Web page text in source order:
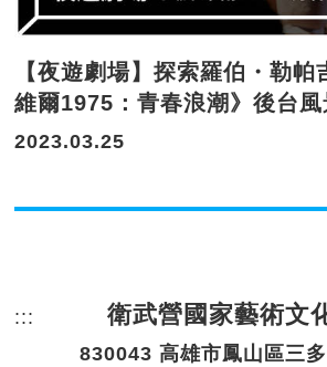
【夜遊劇場】探索羅伯・勒
維爾1975：青春浪潮》後台風
2023.03.25
::: 頁尾網站資訊。
衛武營國家藝術文
830043 高雄市鳳山區三